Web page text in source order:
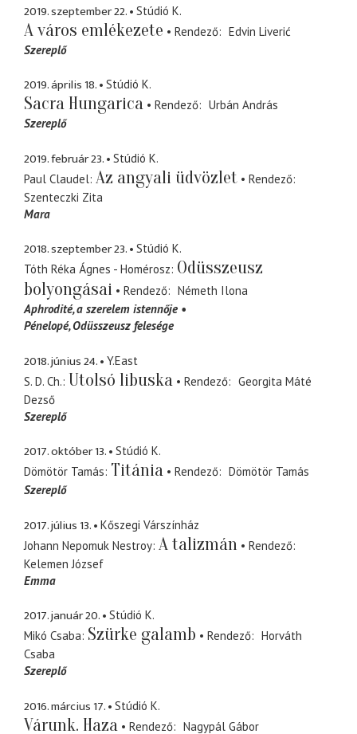
2019. szeptember 22. Stúdió K.
A város emlékezete Rendező
Edvin Liverić
Szereplő
2019. április 18. Stúdió K.
Sacra Hungarica Rendező
Urbán András
Szereplő
2019. február 23.
Stúdió K.
Paul Claudel Az angyali üdvözlet
Rendező
Szenteczki Zita
Mara
2018. szeptember 23.
Stúdió K.
Tóth Réka Ágnes - Homérosz Odüsszeusz
bolyongásai
Rendező
Németh Ilona
Aphrodité a szerelem istennője
Pénelopé Odüsszeusz felesége
2018. június 24.
Y.East
S. D. Ch. Utolsó libuska Rendező
Georgita Máté
Dezső
Szereplő
2017. október 13.
Stúdió K.
Dömötör Tamás Titánia Rendező
Dömötör Tamás
Szereplő
2017. július 13.
Kőszegi Várszínház
Johann Nepomuk Nestroy A talizmán
Rendező
Kelemen József
Emma
2017. január 20.
Stúdió K.
Mikó Csaba Szürke galamb Rendező
Horváth
Csaba
Szereplő
2016. március 17. Stúdió K.
Várunk. Haza Rendező Nagypál Gábor